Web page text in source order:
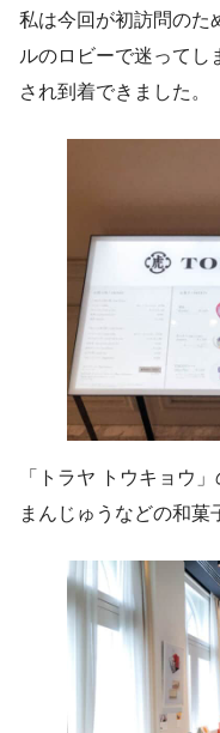
私は今回が初訪問のた
ルのロビーで迷ってし
され到着できました。
「
トラヤ トウキョウ
まんじゅうなどの和菓